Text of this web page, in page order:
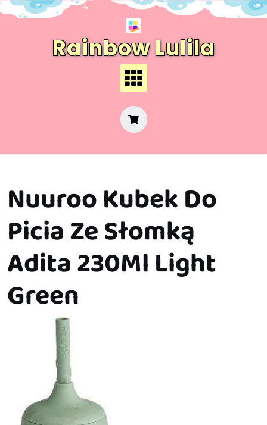
Skip
Rainbow Lulila
Nuuroo Kubek Do
Picia Ze Słomką
Adita 230Ml Light
Green